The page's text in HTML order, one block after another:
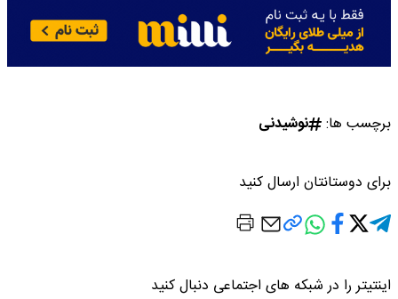
برچسب ها: نوشیدنی
برای دوستانتان ارسال کنید
اینتیتر را در شبکه های اجتماعی دنبال کنید